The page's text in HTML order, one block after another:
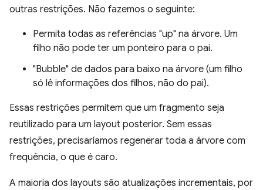
outras restrições. Não fazemos o seguinte:
Permita todas as referências "up" na árvore. Um
filho não pode ter um ponteiro para o pai.
"Bubble" de dados para baixo na árvore (um filho
só lê informações dos filhos, não do pai).
Essas restrições permitem que um fragmento seja
reutilizado para um layout posterior. Sem essas
restrições, precisaríamos regenerar toda a árvore com
frequência, o que é caro.
A maioria dos layouts são atualizações incrementais, por